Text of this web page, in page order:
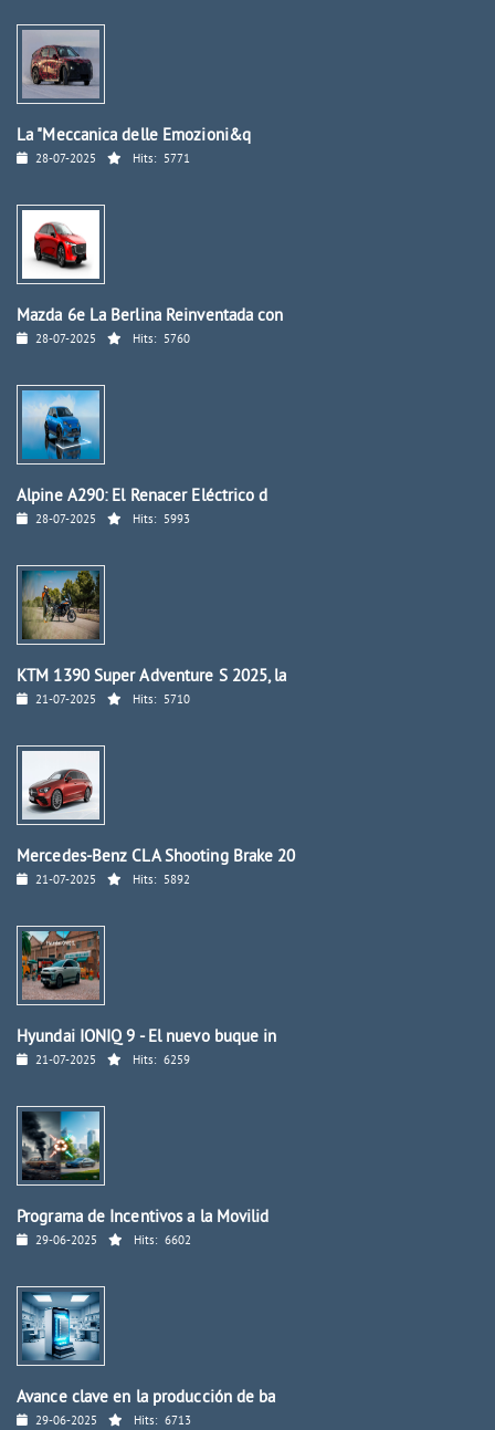
La "Meccanica delle Emozioni&q
28-07-2025 Hits: 5771
Mazda 6e La Berlina Reinventada con
28-07-2025 Hits: 5760
Alpine A290: El Renacer Eléctrico d
28-07-2025 Hits: 5993
KTM 1390 Super Adventure S 2025, la
21-07-2025 Hits: 5710
Mercedes-Benz CLA Shooting Brake 20
21-07-2025 Hits: 5892
Hyundai IONIQ 9 - El nuevo buque in
21-07-2025 Hits: 6259
Programa de Incentivos a la Movilid
29-06-2025 Hits: 6602
Avance clave en la producción de ba
29-06-2025 Hits: 6713